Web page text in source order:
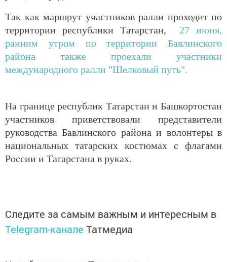
Так как маршрут участников ралли проходит по
территории республики Татарстан,
27 июня,
ранним утром по территории Бавлинского
района также проехали участники
международного ралли "Шелковый путь".
На границе республик Татарстан и Башкортостан
участников приветствовали представители
руководства Бавлинского района и волонтеры в
национальных татарских костюмах с флагами
России и Татарстана в руках.
Следите за самым важным и интересным в
Telegram-канале Татмедиа